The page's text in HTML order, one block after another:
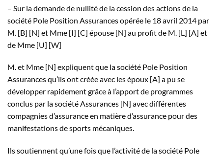
– Sur la demande de nullité de la cession des actions de la
société Pole Position Assurances opérée le 18 avril 2014 par
M. [B] [N] et Mme [I] [C] épouse [N] au profit de M. [L] [A] et
de Mme [U] [W]
M. et Mme [N] expliquent que la société Pole Position
Assurances qu’ils ont créée avec les époux [A] a pu se
développer rapidement grâce à l’apport de programmes
conclus par la société Assurances [N] avec différentes
compagnies d’assurance en matière d’assurance pour des
manifestations de sports mécaniques.
Ils soutiennent qu’une fois que l’activité de la société Pole